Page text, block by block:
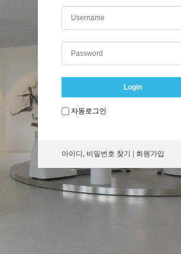
Login
자동로그인
아이디, 비밀번호 찾기 회원가입